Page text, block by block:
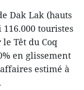
Dak Lak (hauts
touristes
Têt du Coq
en glissement
estimé à